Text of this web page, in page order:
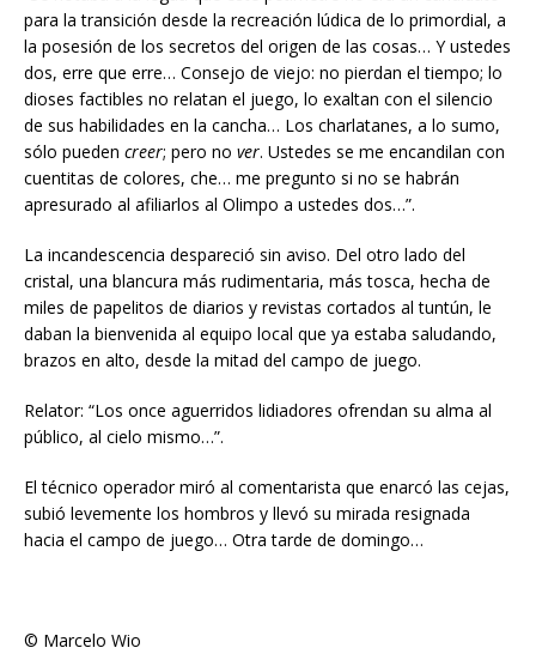
para la transición desde la recreación lúdica de lo primordial, a
la posesión de los secretos del origen de las cosas… Y ustedes
dos, erre que erre… Consejo de viejo: no pierdan el tiempo; lo
dioses factibles no relatan el juego, lo exaltan con el silencio
de sus habilidades en la cancha… Los charlatanes, a lo sumo,
sólo pueden creer; pero no ver. Ustedes se me encandilan con
cuentitas de colores, che… me pregunto si no se habrán
apresurado al afiliarlos al Olimpo a ustedes dos…”.
La incandescencia despareció sin aviso. Del otro lado del
cristal, una blancura más rudimentaria, más tosca, hecha de
miles de papelitos de diarios y revistas cortados al tuntún, le
daban la bienvenida al equipo local que ya estaba saludando,
brazos en alto, desde la mitad del campo de juego.
Relator: “Los once aguerridos lidiadores ofrendan su alma al
público, al cielo mismo…”.
El técnico operador miró al comentarista que enarcó las cejas,
subió levemente los hombros y llevó su mirada resignada
hacia el campo de juego… Otra tarde de domingo…
© Marcelo Wio